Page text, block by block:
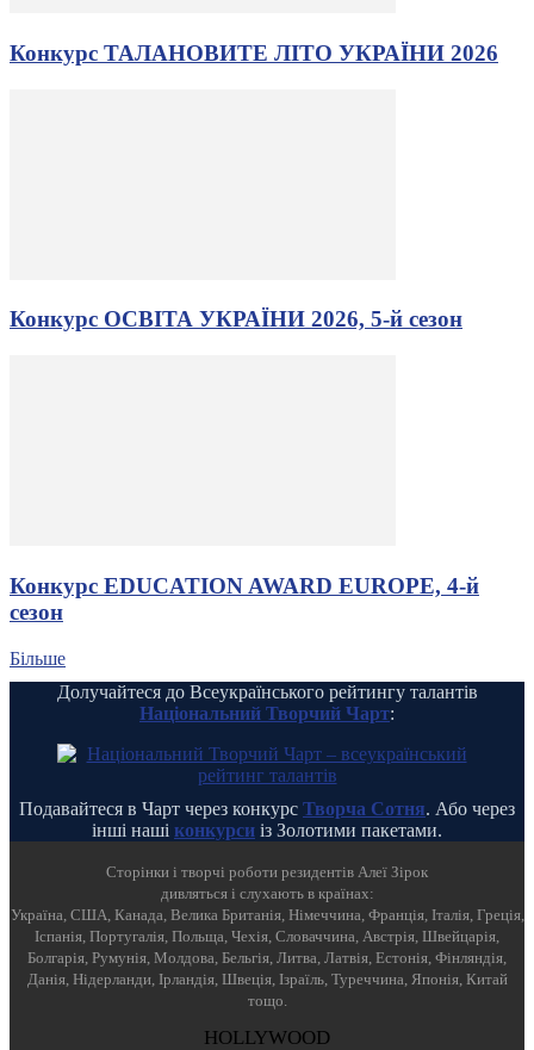
Конкурс ТАЛАНОВИТЕ ЛІТО УКРАЇНИ 2026
Конкурс ОСВІТА УКРАЇНИ 2026, 5-й сезон
Конкурс EDUCATION AWARD EUROPE, 4-й
сезон
Більше
Долучайтеся до Всеукраїнського рейтингу талантів
Національний Творчий Чарт:
Подавайтеся в Чарт через конкурс Творча Сотня. Або через
інші наші конкурси із Золотими пакетами.
Cторінки і творчі роботи резидентів Алеї Зірок
дивляться і слухають в країнах:
Україна, США, Канада, Велика Британія, Німеччина, Франція, Італія, Греція,
Іспанія, Португалія, Польща, Чехія, Словаччина, Австрія, Швейцарія,
Болгарія, Румунія, Молдова, Бельгія, Литва, Латвія, Естонія, Фінляндія,
Данія, Нідерланди, Ірландія, Швеція, Ізраїль, Туреччина, Японія, Китай
тощо.
HOLLYWOOD